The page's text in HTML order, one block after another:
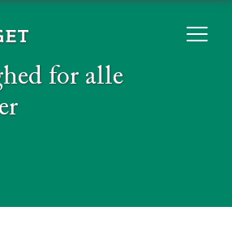
for alle